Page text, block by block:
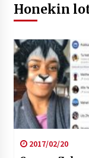
Honekin
2017/02/20